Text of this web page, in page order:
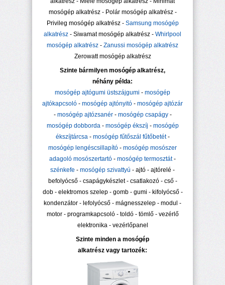
mosógép alkatrész - Polár mosógép alkatrész -
Privileg mosógép alkatrész - Samsung mosógép
alkatrész - Siwamat mosógép alkatrész - Whirlpool
mosógép alkatrész - Zanussi mosógép alkatrész
Zerowatt mosógép alkatrész
Szinte bármilyen mosógép alkatrész,
néhány példa:
mosógép ajtógumi üstszájgumi - mosógép
ajtókapcsoló - mosógép ajtónyitó - mosógép ajtózár
- mosógép ajtózsanér- mosógép csapágy-
mosógép dobborda- mosógép ékszíj - mosógép
ékszíjtárcsa- mosógép fűtőszál fűtőbetét-
mosógép lengéscsillapító - mosógép mosószer
adagoló mosószertartó - mosógép termosztát-
szénkefe - mosógép szivattyú - ajtó - ajtórelé -
befolyócső - csapágykészlet - csatlakozó - cső -
dob - elektromos szelep - gomb - gumi - kifolyócső -
kondenzátor - lefolyócső - mágnesszelep - modul -
motor - programkapcsoló - toldó - tömlő - vezérlő
elektronika - vezérlőpanel
Szinte minden a mosógép
alkatrész vagy tartozék: